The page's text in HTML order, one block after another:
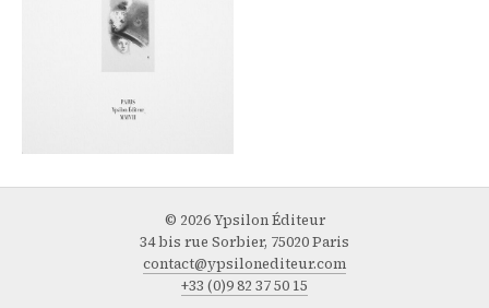
© 2026 Ypsilon Éditeur
34 bis rue Sorbier, 75020 Paris
contact@ypsilonediteur.com
+33 (0)9 82 37 50 15